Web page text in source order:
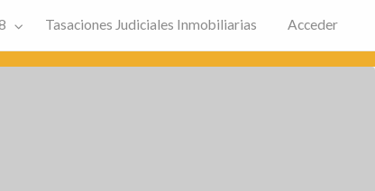
Tasaciones Judiciales Inmobiliarias Acceder